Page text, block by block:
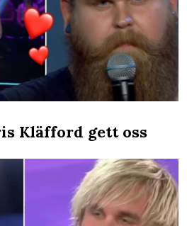
Kläfford gett oss